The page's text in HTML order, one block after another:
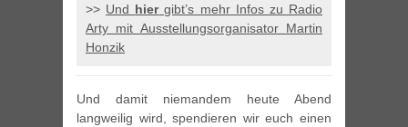
>> Und hiergibt’s mehr Infos zu Radio
Arty mit Ausstellungsorganisator Martin
Honzik
Und damit niemandem heute Abend
langweilig wird, spendieren wir euch einen